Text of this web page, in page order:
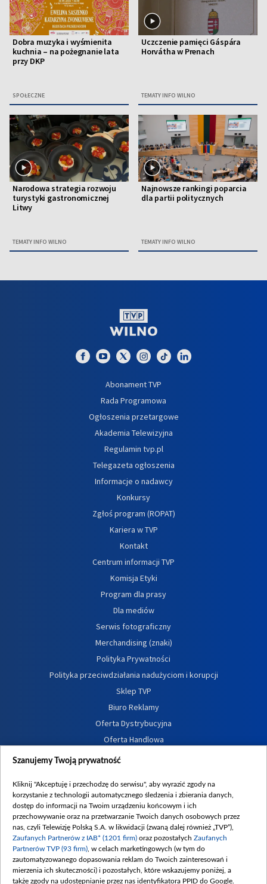
Dobra muzyka i wyśmienita
kuchnia – na pożegnanie lata
przy DKP
SPOŁECZNE
Uczczenie pamięci Gáspára
Horvátha w Prenach
TEMATY INFO WILNO
Narodowa strategia rozwoju
turystyki gastronomicznej
Litwy
TEMATY INFO WILNO
Najnowsze rankingi poparcia
dla partii politycznych
TEMATY INFO WILNO
Abonament TVP
Rada Programowa
Ogłoszenia przetargowe
Akademia Telewizyjna
Regulamin tvp.pl
Telegazeta ogłoszenia
Informacje o nadawcy
Konkursy
Zgłoś program (ROPAT)
Kariera w TVP
Kontakt
Centrum informacji TVP
Komisja Etyki
Program dla prasy
Dla mediów
Serwis fotograficzny
Merchandising (znaki)
Polityka Prywatności
Polityka przeciwdziałania nadużyciom i korupcji
Sklep TVP
Biuro Reklamy
Oferta Dystrybucyjna
Oferta Handlowa
Dostępność
Procedura zgłoszeń wewnętrznych
Szanujemy Twoją prywatność
Kliknij "Akceptuję i przechodzę do serwisu", aby wyrazić zgody na
korzystanie z technologii automatycznego śledzenia i zbierania danych,
dostęp do informacji na Twoim urządzeniu końcowym i ich
przechowywanie oraz na przetwarzanie Twoich danych osobowych przez
nas, czyli Telewizję Polską S.A. w likwidacji (zwaną dalej również „TVP”),
Zaufanych Partnerów z IAB* (1201 firm) oraz pozostałych Zaufanych
Partnerów TVP (93 firm) , w celach marketingowych (w tym do
zautomatyzowanego dopasowania reklam do Twoich zainteresowań i
mierzenia ich skuteczności) i pozostałych, które wskazujemy poniżej, a
także zgody na udostępnianie przez nas identyfikatora PPID do Google.